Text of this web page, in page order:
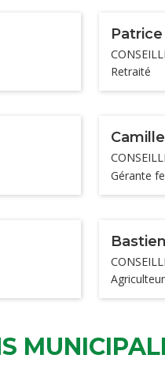
Patrice
Retraité
Gérante
Agriculteur